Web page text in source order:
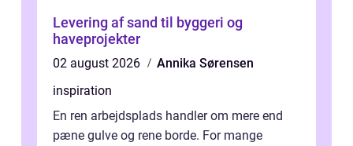
Levering af sand til byggeri og
haveprojekter
02 august 2026
Annika Sørensen
inspiration
En ren arbejdsplads handler om mere end
pæne gulve og rene borde. For mange